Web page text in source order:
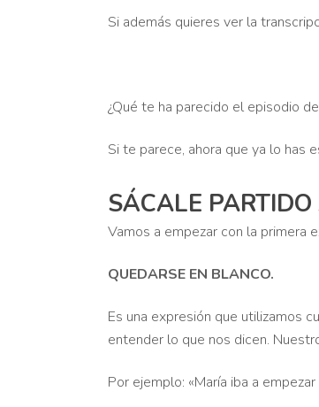
Si además quieres ver la
¿Qué te ha parecido el episodio
Si te parece, ahora que ya lo has
SÁCALE
Vamos a empezar con la primera
QUEDARSE EN BLANCO.
Es una expresión que utilizamos
entender lo que nos dicen.
Por ejemplo: «María iba a